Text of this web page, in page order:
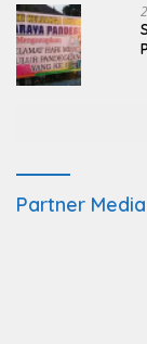
Partner Media